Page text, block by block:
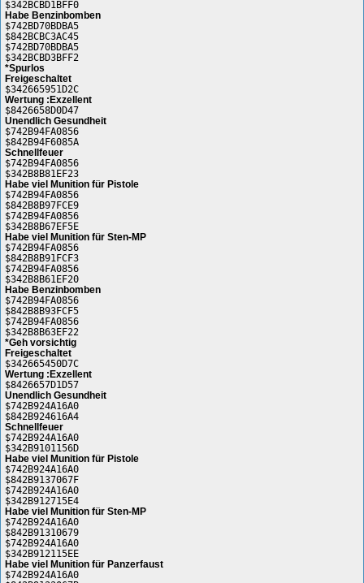
$342BCBD1BFF0
Habe Benzinbomben
$742BD70BDBA5
$842BCBC3AC45
$742BD70BDBA5
$342BCBD3BFF2
*Spurlos
Freigeschaltet
$342665951D2C
Wertung :Exzellent
$8426658D0D47
Unendlich Gesundheit
$742B94FA0856
$842B94F6085A
Schnellfeuer
$742B94FA0856
$342B8B81EF23
Habe viel Munition für Pistole
$742B94FA0856
$842B8B97FCE9
$742B94FA0856
$342B8B67EF5E
Habe viel Munition für Sten-MP
$742B94FA0856
$842B8B91FCF3
$742B94FA0856
$342B8B61EF20
Habe Benzinbomben
$742B94FA0856
$842B8B93FCF5
$742B94FA0856
$342B8B63EF22
*Geh vorsichtig
Freigeschaltet
$342665450D7C
Wertung :Exzellent
$8426657D1D57
Unendlich Gesundheit
$742B924A16A0
$842B924616A4
Schnellfeuer
$742B924A16A0
$342B9101156D
Habe viel Munition für Pistole
$742B924A16A0
$842B9137067F
$742B924A16A0
$342B912715E4
Habe viel Munition für Sten-MP
$742B924A16A0
$842B91310679
$742B924A16A0
$342B912115EE
Habe viel Munition für Panzerfaust
$742B924A16A0